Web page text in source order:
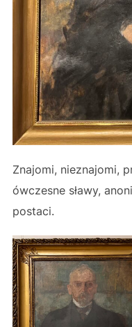
Znajomi, nieznajomi,
ówczesne sławy,
postaci.